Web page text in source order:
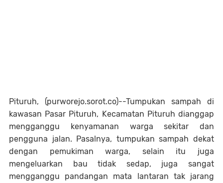
Pituruh, (purworejo.sorot.co)--Tumpukan sampah di
kawasan Pasar Pituruh, Kecamatan Pituruh dianggap
mengganggu kenyamanan warga sekitar dan
pengguna jalan. Pasalnya, tumpukan sampah dekat
dengan pemukiman warga, selain itu juga
mengeluarkan bau tidak sedap, juga sangat
mengganggu pandangan mata lantaran tak jarang